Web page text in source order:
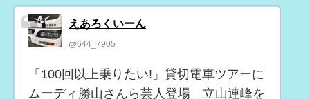
えあろくいーん
@644_7905
「100回以上乗りたい!」貸切電車ツアーに
ムーディ勝山さんら芸人登場 立山連峰を